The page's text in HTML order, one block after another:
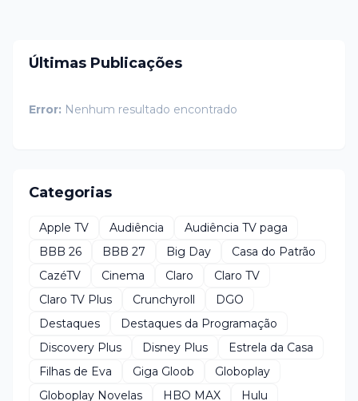
Últimas Publicações
Error: Nenhum resultado encontrado
Categorias
Apple TV Audiência
Audiência TV paga
BBB 26
BBB 27 Big Day
Casa do Patrão
CazéTV
Cinema Claro
Claro TV
Claro TV Plus
Crunchyroll
DGO
Destaques
Destaques da Programação
Discovery Plus
Disney Plus
Estrela da Casa
Filhas de Eva
Giga Gloob
Globoplay
Globoplay Novelas
HBO MAX
Hulu